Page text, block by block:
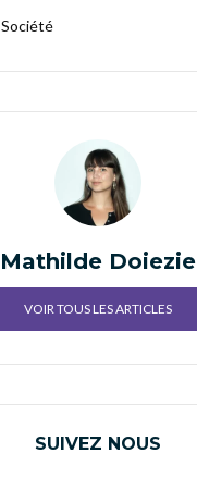
Société
Mathilde Doiezie
VOIR TOUS LES ARTICLES
SUIVEZ NOUS